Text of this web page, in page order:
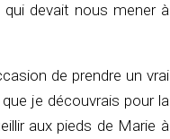
devait nous mener à
de prendre un vrai
je découvrais pour la
aux pieds de Marie à